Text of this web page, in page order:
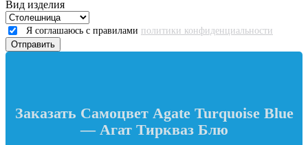
Вид изделия
Я соглашаюсь с правилами политики конфиденциальности
Отправить
Заказать Самоцвет Agate Turquoise Blue
— Агат Тиркваз Блю